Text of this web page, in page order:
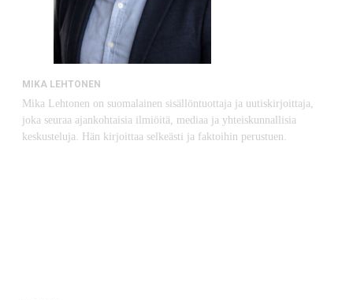
MIKA LEHTONEN
Mika Lehtonen on suomalainen sisällöntuottaja ja uutiskirjoittaja,
joka seuraa ajankohtaisia ilmiöitä, mediaa ja yhteiskunnallisia
keskusteluja. Hän kirjoittaa selkeästi ja faktoihin perustuen.